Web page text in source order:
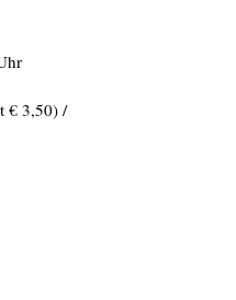
€ 3,50) /